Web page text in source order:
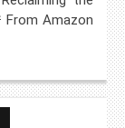
Amazon…